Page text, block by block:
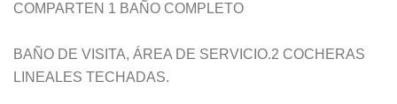
COMPARTEN 1 BAÑO COMPLETO
BAÑO DE VISITA, ÁREA DE SERVICIO.2 COCHERAS
LINEALES TECHADAS.